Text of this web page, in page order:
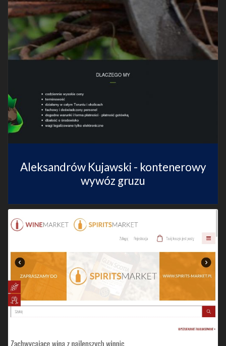
Aleksandrów Kujawski - kontenerowy
wywóz gruzu